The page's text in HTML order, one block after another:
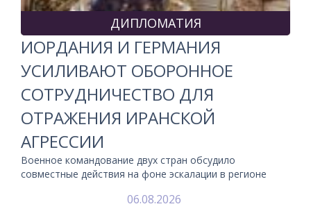
ДИПЛОМАТИЯ
ИОРДАНИЯ И ГЕРМАНИЯ
УСИЛИВАЮТ ОБОРОННОЕ
СОТРУДНИЧЕСТВО ДЛЯ
ОТРАЖЕНИЯ ИРАНСКОЙ
АГРЕССИИ
Военное командование двух стран обсудило
совместные действия на фоне эскалации в регионе
06.08.2026